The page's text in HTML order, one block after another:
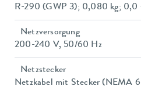
R-290 (GWP 3); 0,080 kg; 0,0
Netzversorgung
200-240 V, 50/60 Hz
Netzstecker
Netzkabel mit Stecker (NEMA